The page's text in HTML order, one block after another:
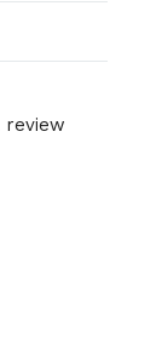
review